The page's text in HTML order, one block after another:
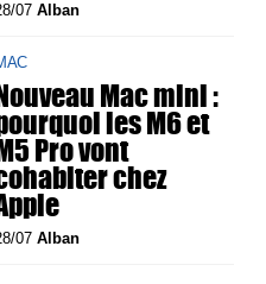
07Alban
Mac mini :
les M6 et
Pro vont
chez
07Alban